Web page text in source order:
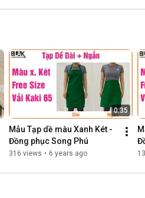
0:35
Mẫu Tạp dề màu Xanh Két -
Đồng phục Song Phú
316 views • 6 years ago